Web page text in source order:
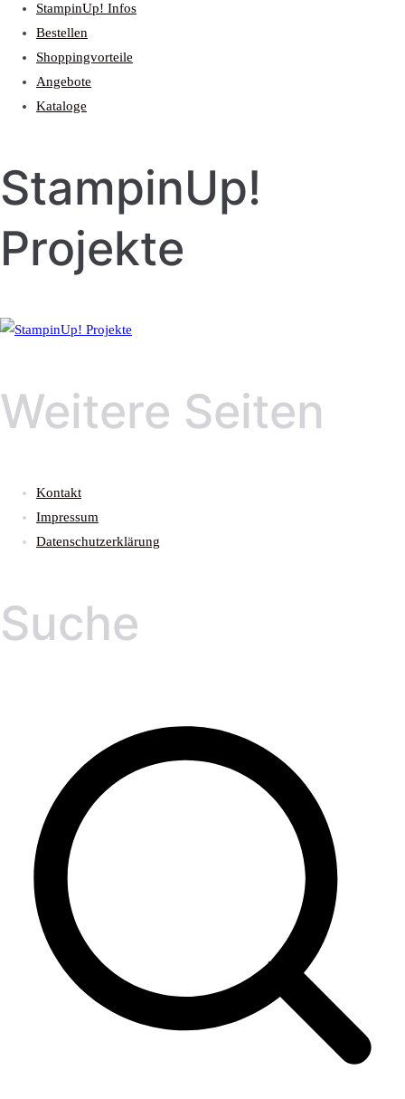
StampinUp! Infos
Bestellen
Shoppingvorteile
Angebote
Kataloge
StampinUp!
Projekte
Weitere Seiten
Kontakt
Impressum
Datenschutzerklärung
Suche